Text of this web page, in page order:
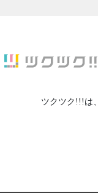
ツクツク!!!は、